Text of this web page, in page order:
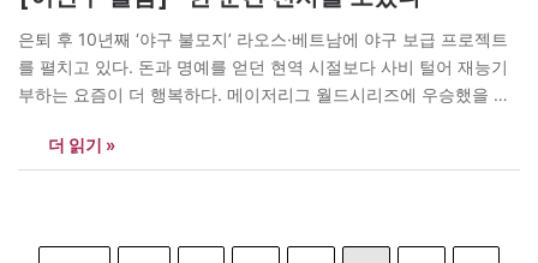
은퇴 후 10년째 ‘야구 불모지’ 라오스·베트남에 야구 보급 프로젝트
를 펼치고 있다. 돈과 명예를 얻던 현역 시절보다 사비 털어 재능기
부하는 요즘이 더 행복하다. 메이저리그 월드시리즈에 우승했을 때
음이 끊이질 않아 행복한 나날이다. 1982년 프로야구 개막전에서 1
호 안타, 1호 타점, 1호 홈런을 날려…
더 읽기 »